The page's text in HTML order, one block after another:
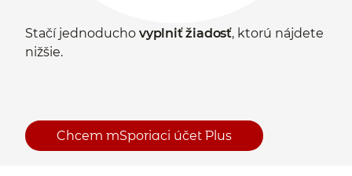
Stačí jednoducho vyplniť žiadosť, ktorú nájdete
nižšie.
Chcem mSporiaci účet Plus